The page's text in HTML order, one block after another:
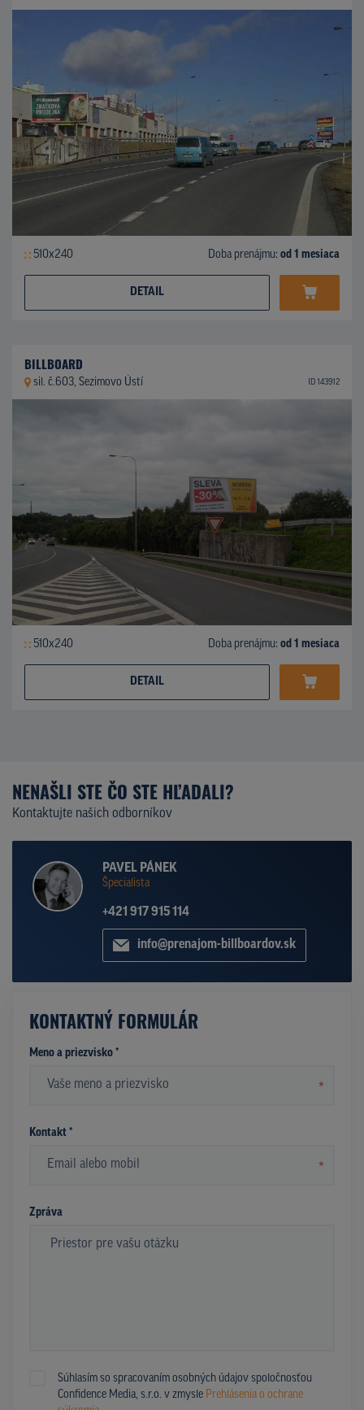
510x240 Doba prenájmu: od 1 mesiaca
DETAIL
BILLBOARD
sil. č.603, Sezimovo Ústí ID 143912
510x240 Doba prenájmu: od 1 mesiaca
DETAIL
NENAŠLI STE ČO STE HĽADALI?
Kontaktujte našich odborníkov
PAVEL PÁNEK
Špecialista
+421 917 915 114
info@prenajom-billboardov.sk
KONTAKTNÝ FORMULÁR
Meno a priezvisko *
*
Kontakt *
*
Zpráva
Súhlasím so spracovaním osobných údajov spoločnosťou
Confidence Media, s.r.o. v zmysle Prehlásenia o ochrane